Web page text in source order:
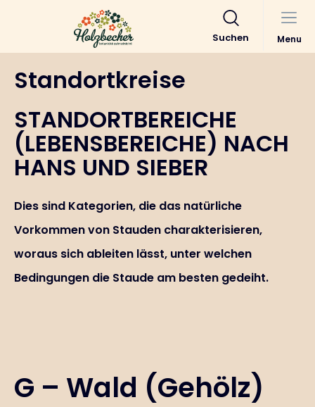
Suchen Menu
Standortkreise
STANDORTBEREICHE
(LEBENSBEREICHE) NACH
HANS UND SIEBER
Dies sind Kategorien, die das natürliche
Vorkommen von Stauden charakterisieren,
woraus sich ableiten lässt, unter welchen
Bedingungen die Staude am besten gedeiht.
G – Wald (Gehölz)